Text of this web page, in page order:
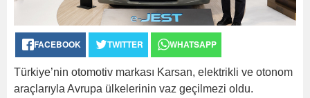
FACEBOOK TWITTER WHATSAPP
Türkiye’nin otomotiv markası Karsan, elektrikli ve otonom
araçlarıyla Avrupa ülkelerinin vaz geçilmezi oldu.